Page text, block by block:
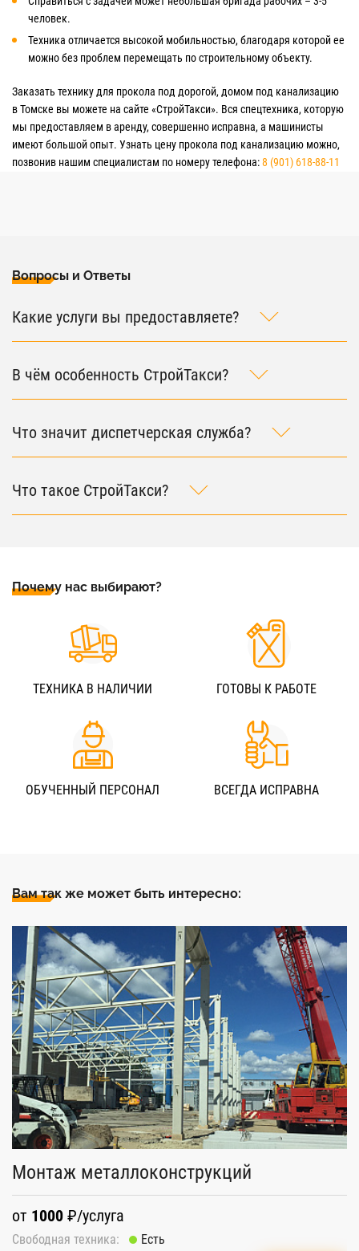
человек.
Техника отличается высокой мобильностью, благодаря которой ее
можно без проблем перемещать по строительному объекту.
Заказать технику для прокола под дорогой, домом под канализацию
в Томске вы можете на сайте «СтройТакси». Вся спецтехника, которую
мы предоставляем в аренду, совершенно исправна, а машинисты
имеют большой опыт. Узнать цену прокола под канализацию можно,
позвонив нашим специалистам по номеру телефона:8 (901) 618-88-11
Вопросы и Ответы
Какие услуги вы предоставляете?
В чём особенность СтройТакси?
Что значит диспетчерская служба?
Что такое СтройТакси?
Почему нас выбирают?
ТЕХНИКА В НАЛИЧИИ ГОТОВЫ К РАБОТЕ
ОБУЧЕННЫЙ ПЕРСОНАЛ ВСЕГДА ИСПРАВНА
Вам так же может быть интересно:
Монтаж металлоконструкций
от 1000 ₽/услуга
Свободная техника:
Есть